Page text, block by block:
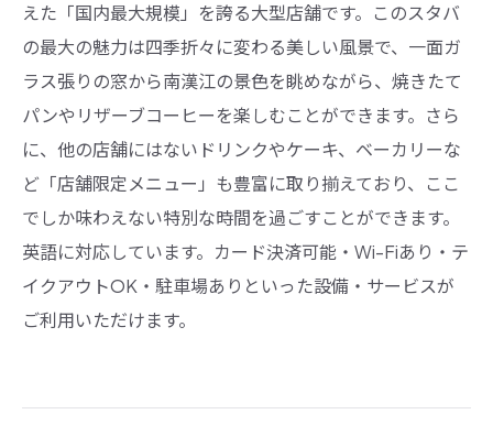
えた「国内最大規模」を誇る大型店舗です。このスタバ
の最大の魅力は四季折々に変わる美しい風景で、一面ガ
ラス張りの窓から南漢江の景色を眺めながら、焼きたて
パンやリザーブコーヒーを楽しむことができます。さら
に、他の店舗にはないドリンクやケーキ、ベーカリーな
ど「店舗限定メニュー」も豊富に取り揃えており、ここ
でしか味わえない特別な時間を過ごすことができます。
英語に対応しています。カード決済可能・Wi-Fiあり・テ
イクアウトOK・駐車場ありといった設備・サービスが
ご利用いただけます。